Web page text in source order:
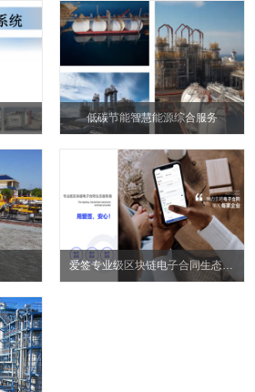
低碳节能智慧能源综合服务
爱签专业级区块链电子合同生态服务